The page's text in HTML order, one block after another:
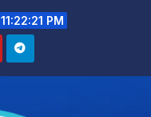
11:22:22 PM